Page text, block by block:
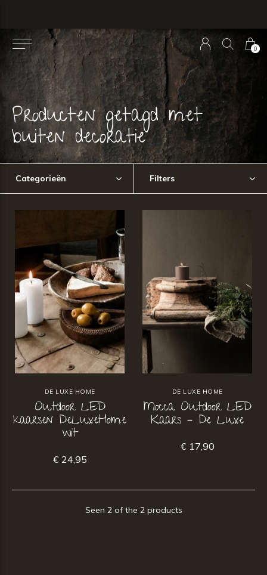
0
Producten getagd met
buiten decoratie
Categorieën Filters
DE LUXE HOME
Outdoor LED
kaarsen DeLuxeHome
wit
€ 24,95
DE LUXE HOME
Mocca Outdoor LED
Kaars – De Luxe
€ 17,90
Seen 2 of the 2 products